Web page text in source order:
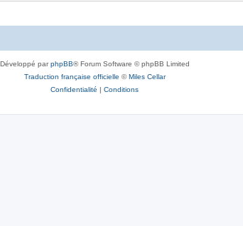
Développé parphpBB® Forum Software © phpBB Limited
Traduction française officielle ©Miles Cellar
Confidentialité | Conditions